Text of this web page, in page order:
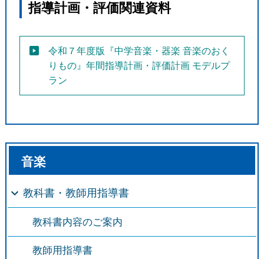
指導計画・評価関連資料
令和７年度版『中学音楽・器楽 音楽のおく
りもの』年間指導計画・評価計画 モデルプ
ラン
音楽
教科書・教師用指導書
教科書内容のご案内
教師用指導書